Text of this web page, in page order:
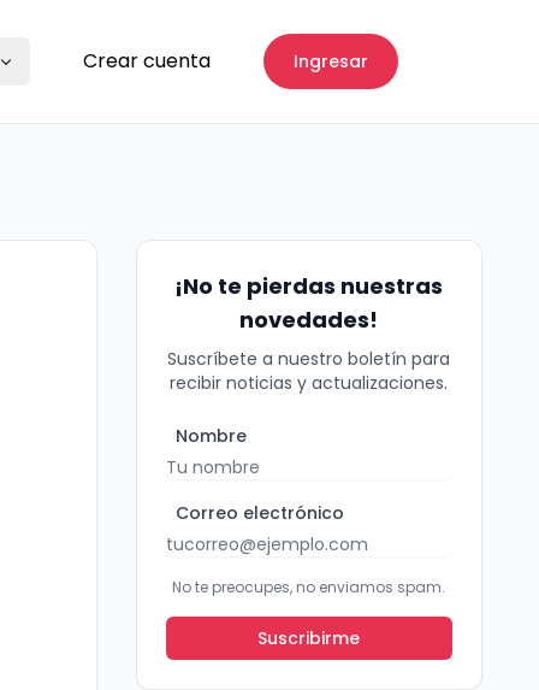
Crear cuenta Ingresar
¡No te pierdas nuestras
novedades!
Suscríbete a nuestro boletín para
recibir noticias y actualizaciones.
Nombre
Correo electrónico
No te preocupes, no enviamos spam.
Suscribirme